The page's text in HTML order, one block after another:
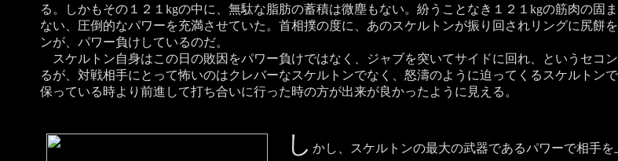
る。しかもその１２１kgの中に、無駄な脂肪の蓄積は微塵もない。紛うことなき１２１kgの筋肉の固
ない、圧倒的なパワーを充満させていた。首相撲の度に、あのスケルトンが振り回されリングに尻餅
ンが、パワー負けしているのだ。
スケルトン自身はこの日の敗因をパワー負けではなく、ジャブを突いてサイドに回れ、というセコ
るが、対戦相手にとって怖いのはクレバーなスケルトンでなく、怒濤のように迫ってくるスケルトン
保っている時より前進して打ち合いに行った時の方が出来が良かったように見える。
し かし、スケルトンの最大の武器であるパワーで相手